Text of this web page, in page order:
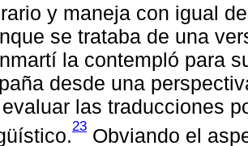
y maneja con igual
se trataba de una
la contempló para
desde una
las traducciones
23 Obviando el